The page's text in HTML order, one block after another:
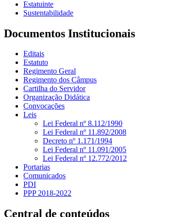
Estatuinte
Sustentabilidade
Documentos Institucionais
Editais
Estatuto
Regimento Geral
Regimento dos Câmpus
Cartilha do Servidor
Organização Didática
Convocações
Leis
Lei Federal nº 8.112/1990
Lei Federal nº 11.892/2008
Decreto nº 1.171/1994
Lei Federal nº 11.091/2005
Lei Federal nº 12.772/2012
Portarias
Comunicados
PDI
PPP 2018-2022
Central de conteúdos